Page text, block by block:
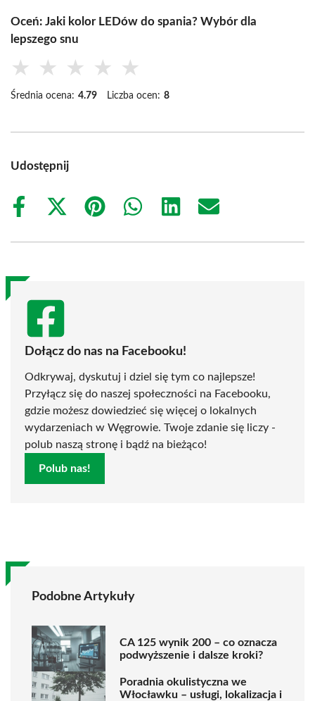
Oceń: Jaki kolor LEDów do spania? Wybór dla
lepszego snu
★ ★ ★ ★ ★
Średnia ocena: 4.79 Liczba ocen: 8
Udostępnij
Share
Share
(Twitter)
Share
Share
Share
Share
Dołącz do nas na Facebooku!
Odkrywaj, dyskutuj i dziel się tym co najlepsze!
Przyłącz się do naszej społeczności na Facebooku,
gdzie możesz dowiedzieć się więcej o lokalnych
wydarzeniach w Węgrowie. Twoje zdanie się liczy -
polub naszą stronę i bądź na bieżąco!
Polub nas!
Podobne Artykuły
CA 125 wynik 200 – co oznacza
podwyższenie i dalsze kroki?
Poradnia okulistyczna we
Włocławku – usługi, lokalizacja i